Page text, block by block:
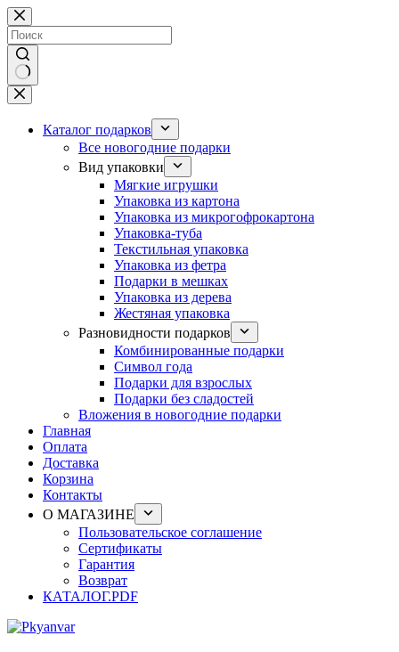
Перейти
к
сути
Ничего
не
найденоКаталог подарков
Все новогодние подарки
Вид упаковки
Мягкие игрушки
Упаковка из картона
Упаковка из микрогофрокартона
Упаковка-туба
Текстильная упаковка
Упаковка из фетра
Подарки в мешках
Упаковка из дерева
Жестяная упаковка
Разновидности подарков
Комбинированные подарки
Символ года
Подарки для взрослых
Подарки без сладостей
Вложения в новогодние подарки
Главная
Оплата
Доставка
Корзина
Контакты
О МАГАЗИНЕ
Пользовательское соглашение
Сертификаты
Гарантия
Возврат
КАТАЛОГ.PDF